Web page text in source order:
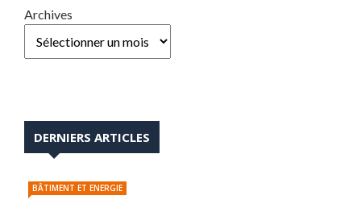
Archives
DERNIERS ARTICLES
BÂTIMENT ET ENERGIE